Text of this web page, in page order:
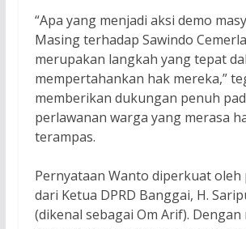
“Apa yang menjadi aksi demo
Masing terhadap Sawindo
merupakan langkah yang tepat
mempertahankan hak mereka,”
memberikan dukungan penuh
perlawanan warga yang merasa
terampas.
Pernyataan Wanto diperkuat oleh
dari Ketua DPRD Banggai, H.
(dikenal sebagai Om Arif). Dengan